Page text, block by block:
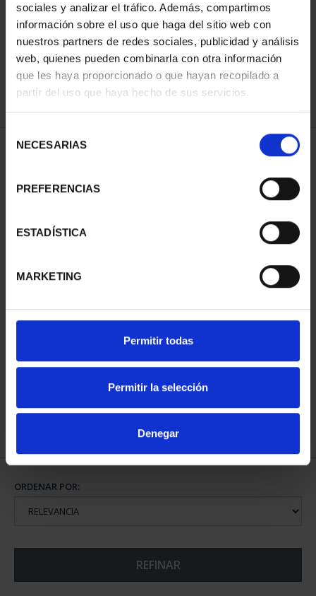
sociales y analizar el tráfico. Además, compartimos
información sobre el uso que haga del sitio web con
nuestros partners de redes sociales, publicidad y análisis
web, quienes pueden combinarla con otra información
que les haya proporcionado o que hayan recopilado a
partir del uso que haya hecho de sus servicios.
NECESARIAS
PREFERENCIAS
ESTADÍSTICA
MARKETING
Permitir todas
Permitir la selección
Denegar
ORDENAR POR:
REFINAR
1 Productos encontrados
CIUDADES PATRIMONIO
73,00 €
ORDENAR POR:
REFINAR